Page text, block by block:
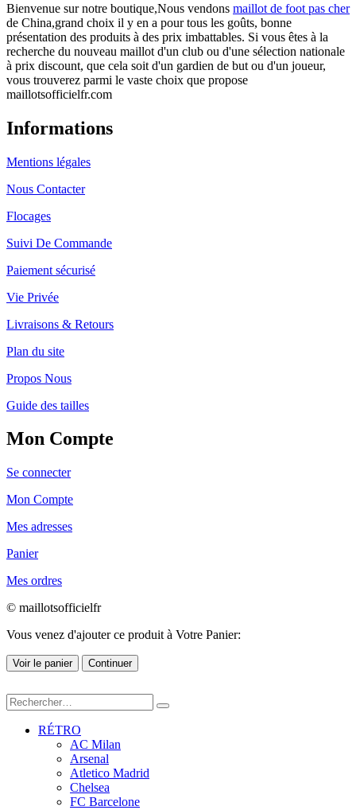
Bienvenue sur notre boutique,Nous vendons maillot de foot pas cher
de China,grand choix il y en a pour tous les goûts, bonne
présentation des produits à des prix imbattables. Si vous êtes à la
recherche du nouveau maillot d'un club ou d'une sélection nationale
à prix discount, que cela soit d'un gardien de but ou d'un joueur,
vous trouverez parmi le vaste choix que propose
maillotsofficielfr.com
Informations
Mentions légales
Nous Contacter
Flocages
Suivi De Commande
Paiement sécurisé
Vie Privée
Livraisons & Retours
Plan du site
Propos Nous
Guide des tailles
Mon Compte
Se connecter
Mon Compte
Mes adresses
Panier
Mes ordres
© maillotsofficielfr
Vous venez d'ajouter ce produit à Votre Panier:
Voir le panier Continuer
RÉTRO
AC Milan
Arsenal
Atletico Madrid
Chelsea
FC Barcelone